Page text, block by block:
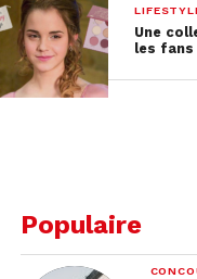
Une
les fans
Populaire